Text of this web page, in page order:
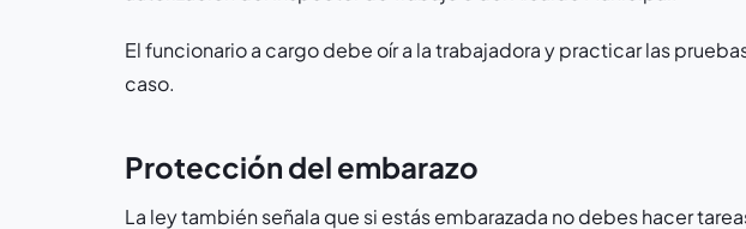
El funcionario a cargo debe oír a la trabajadora y practicar las
caso.
Protección del embarazo
La ley también señala que si estás embarazada no debes hacer